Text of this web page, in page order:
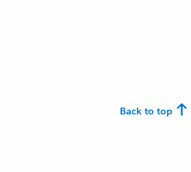
Back to top